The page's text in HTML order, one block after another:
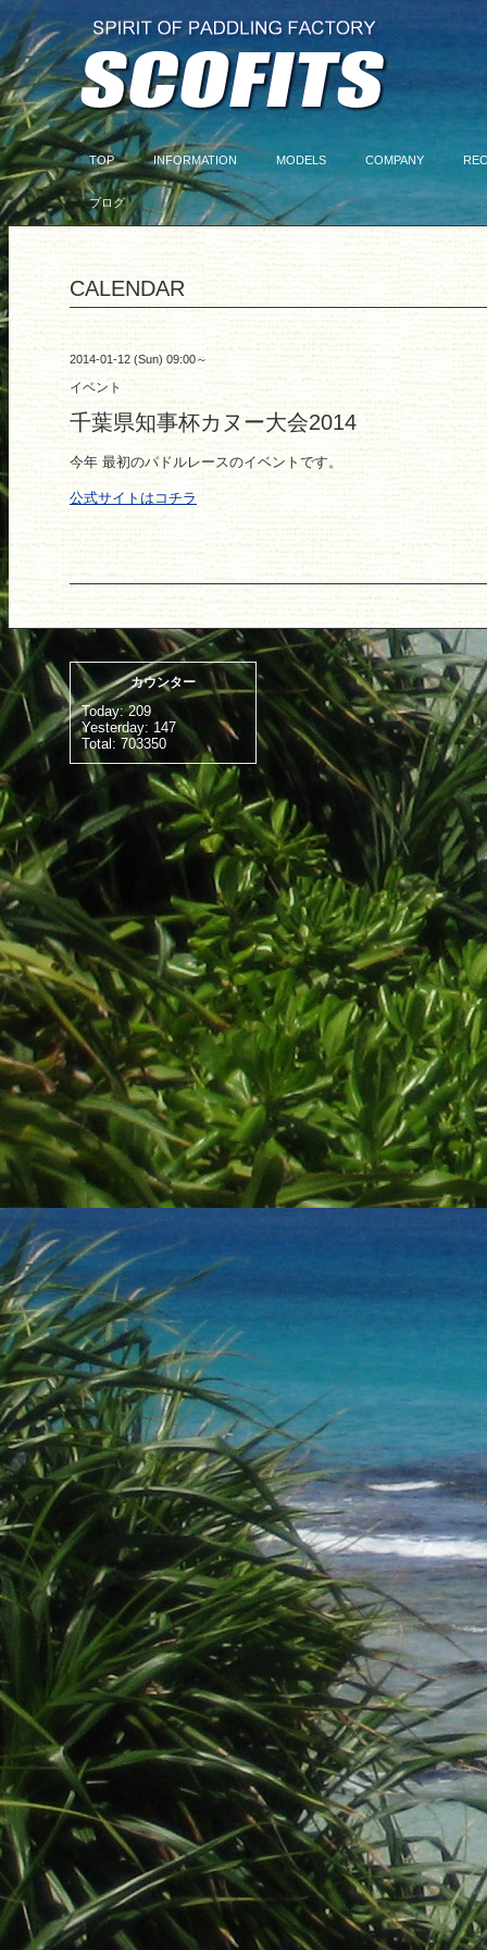
TOP INFORMATION MODELS COMPANY
ブログ
CALENDAR
2014-01-12 (Sun) 09:00～
イベント
千葉県知事杯カヌー大会2014
今年 最初のパドルレースのイベントです。
公式サイトはコチラ
カウンター
Today:209
Yesterday: 147
Total: 703350